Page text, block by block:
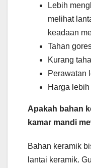
Lebih
melihat
keadaan
Tahan
Kurang
Perawatan
Harga
Apakah bahan
kamar mandi
Bahan keramik
lantai keramik.